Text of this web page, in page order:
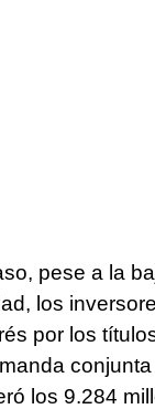
pese a la
los
por los
los 9.284